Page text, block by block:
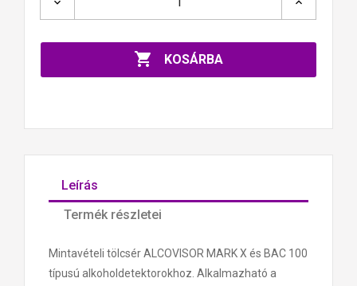
 KOSÁRBA
Leírás
Termék részletei
Mintavételi tölcsér ALCOVISOR MARK X és BAC 100
típusú alkoholdetektorokhoz. Alkalmazható a